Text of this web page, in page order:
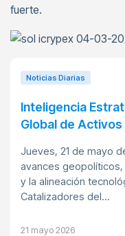
fuerte.
Noticias Diarias
Inteligencia
Global de
Jueves, 21 de mayo
avances
y la alineación
Catalizadores del...
21 mayo 2026